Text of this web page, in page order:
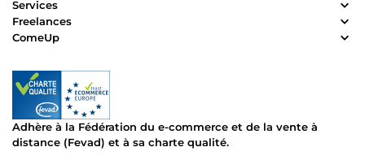
Services
Freelances
ComeUp
Adhère à la Fédération du e-commerce et de la vente à
distance (Fevad) et à sa charte qualité.